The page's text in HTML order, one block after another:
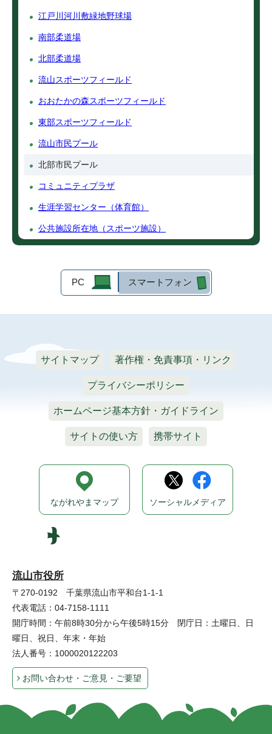
江戸川河川敷緑地野球場
南部柔道場
北部柔道場
流山スポーツフィールド
おおたかの森スポーツフィールド
東部スポーツフィールド
流山市民プール
北部市民プール
コミュニティプラザ
生涯学習センター（体育館）
公共施設所在地（スポーツ施設）
PC スマートフォン
サイトマップ 著作権・免責事項・リンク
プライバシーポリシー
ホームページ基本方針・ガイドライン
サイトの使い方 携帯サイト
流山市役所
〒270-0192 千葉県流山市平和台1-1-1
代表電話：04-7158-1111
開庁時間：午前8時30分から午後5時15分 閉庁日：土曜日、日
曜日、祝日、年末・年始
法人番号：1000020122203
お問い合わせ・ご意見・ご要望
ながれやまマップ ソーシャルメディア